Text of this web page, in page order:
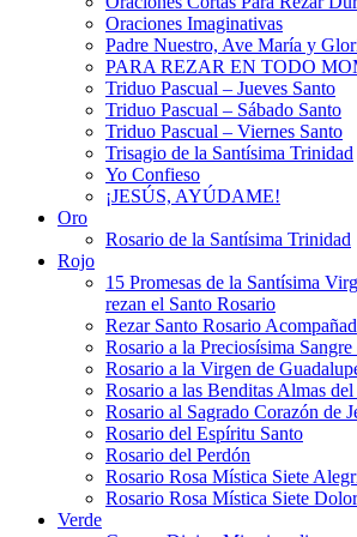
Oraciones Imaginativas
Padre Nuestro, Ave María y
PARA REZAR EN TODO
Triduo Pascual – Jueves Santo
Triduo Pascual – Sábado Santo
Triduo Pascual – Viernes Santo
Trisagio de la Santísima Trinidad
Yo Confieso
¡JESÚS, AYÚDAME!
Oro
Rosario de la Santísima Trinidad
Rojo
15 Promesas de la Santísima
rezan el Santo Rosario
Rezar Santo Rosario
Rosario a la Preciosísima
Rosario a la Virgen de
Rosario a las Benditas Almas
Rosario al Sagrado Corazón de
Rosario del Espíritu Santo
Rosario del Perdón
Rosario Rosa Mística Siete
Rosario Rosa Mística Siete
Verde